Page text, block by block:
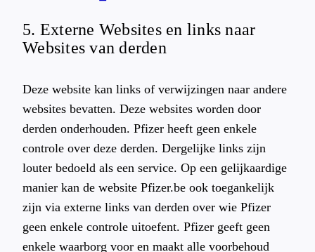
5. Externe Websites en links naar
Websites van derden
Deze website kan links of verwijzingen naar andere
websites bevatten. Deze websites worden door
derden onderhouden. Pfizer heeft geen enkele
controle over deze derden. Dergelijke links zijn
louter bedoeld als een service. Op een gelijkaardige
manier kan de website Pfizer.be ook toegankelijk
zijn via externe links van derden over wie Pfizer
geen enkele controle uitoefent. Pfizer geeft geen
enkele waarborg voor en maakt alle voorbehoud